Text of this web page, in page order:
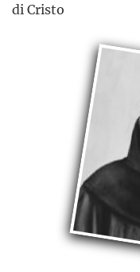
di Cristo